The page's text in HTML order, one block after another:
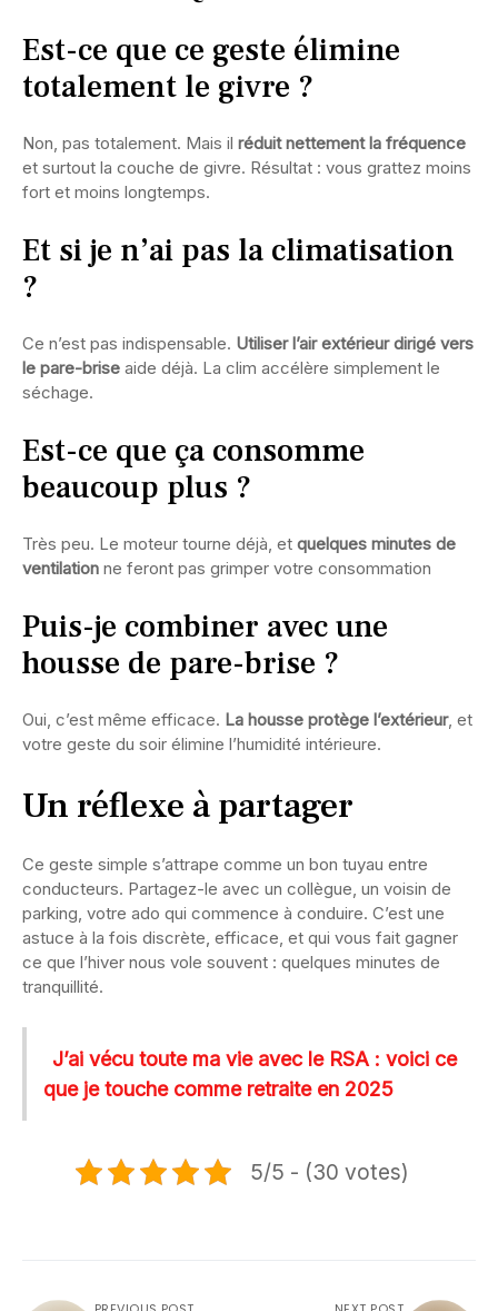
Est-ce que ce geste élimine
totalement le givre ?
Non, pas totalement. Mais il réduit nettement la fréquence
et surtout la couche de givre. Résultat : vous grattez moins
fort et moins longtemps.
Et si je n’ai pas la climatisation
?
Ce n’est pas indispensable. Utiliser l’air extérieur dirigé vers
le pare-brise aide déjà. La clim accélère simplement le
séchage.
Est-ce que ça consomme
beaucoup plus ?
Très peu. Le moteur tourne déjà, et quelques minutes de
ventilation ne feront pas grimper votre consommation
Puis-je combiner avec une
housse de pare-brise ?
Oui, c’est même efficace. La housse protège l’extérieur, et
votre geste du soir élimine l’humidité intérieure.
Un réflexe à partager
Ce geste simple s’attrape comme un bon tuyau entre
conducteurs. Partagez-le avec un collègue, un voisin de
parking, votre ado qui commence à conduire. C’est une
astuce à la fois discrète, efficace, et qui vous fait gagner
ce que l’hiver nous vole souvent : quelques minutes de
tranquillité.
J’ai vécu toute ma vie avec le RSA : voici ce
que je touche comme retraite en 2025
5/5 - (30 votes)